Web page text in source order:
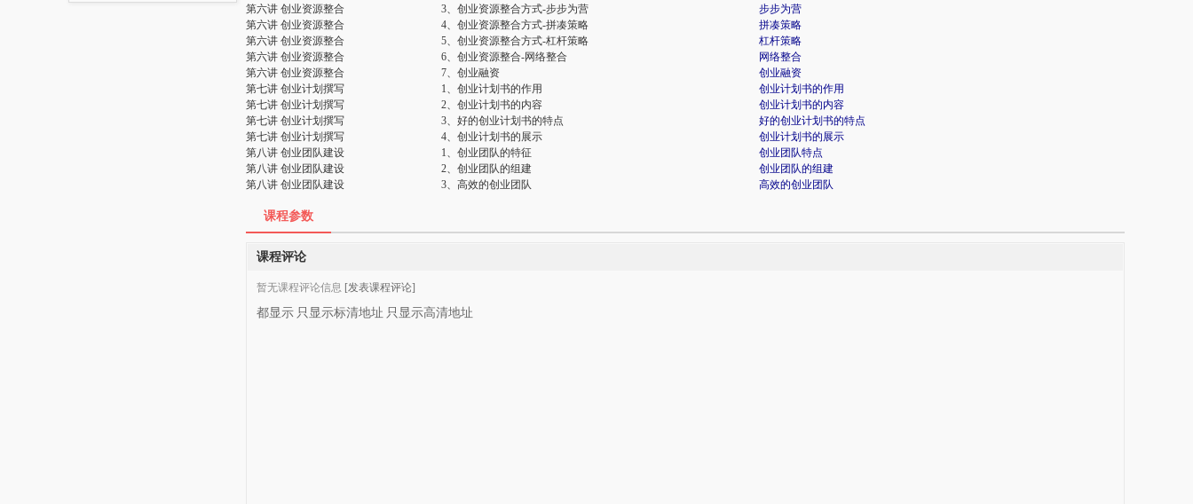
第六讲 创业资源整合
3、创业资源整合方式-步步为营
步步为营
第六讲 创业资源整合
4、创业资源整合方式-拼凑策略
拼凑策略
第六讲 创业资源整合
5、创业资源整合方式-杠杆策略
杠杆策略
第六讲 创业资源整合
6、创业资源整合-网络整合
网络整合
第六讲 创业资源整合
7、创业融资
创业融资
第七讲 创业计划撰写
1、创业计划书的作用
创业计划书的作用
第七讲 创业计划撰写
2、创业计划书的内容
创业计划书的内容
第七讲 创业计划撰写
3、好的创业计划书的特点
好的创业计划书的特点
第七讲 创业计划撰写
4、创业计划书的展示
创业计划书的展示
第八讲 创业团队建设
1、创业团队的特征
创业团队特点
第八讲 创业团队建设
2、创业团队的组建
创业团队的组建
第八讲 创业团队建设
3、高效的创业团队 高效的创业团队
课程参数
课程评论
暂无课程评论信息 [发表课程评论]
都显示 只显示标清地址 只显示高清地址